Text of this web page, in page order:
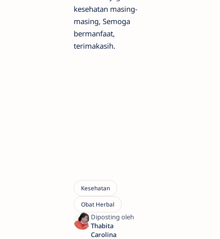
kesehatan masing-
masing, Semoga
bermanfaat,
terimakasih.